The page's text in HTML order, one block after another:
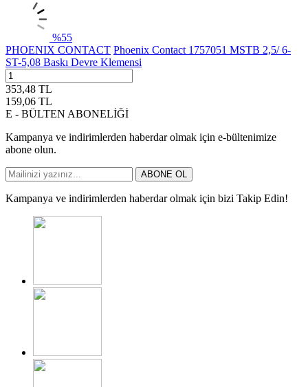
%55
PHOENIX CONTACT Phoenix Contact 1757051 MSTB 2,5/ 6-
ST-5,08 Baskı Devre Klemensi
353,48 TL
159,06 TL
E - BÜLTEN ABONELİĞİ
Kampanya ve indirimlerden haberdar olmak için e-bültenimize
abone olun.
ABONE OL
Kampanya ve indirimlerden haberdar olmak için bizi Takip Edin!